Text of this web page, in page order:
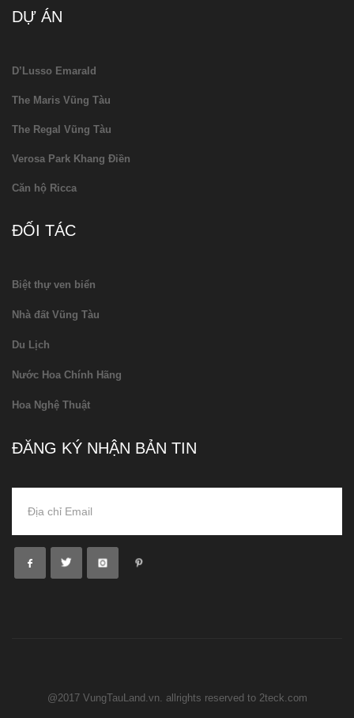
DỰ ÁN
D’Lusso Emarald
The Maris Vũng Tàu
The Regal Vũng Tàu
Verosa Park Khang Điền
Căn hộ Ricca
ĐỐI TÁC
Biệt thự ven biển
Nhà đất Vũng Tàu
Du Lịch
Nước Hoa Chính Hãng
Hoa Nghệ Thuật
ĐĂNG KÝ NHẬN BẢN TIN
@2017 VungTauLand.vn. allrights reserved to 2teck.com